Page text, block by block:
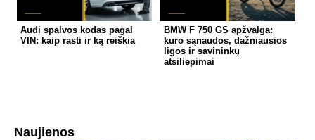
Audi spalvos kodas pagal
VIN: kaip rasti ir ką reiškia
BMW F 750 GS apžvalga:
kuro sąnaudos, dažniausios
ligos ir savininkų
atsiliepimai
Naujienos